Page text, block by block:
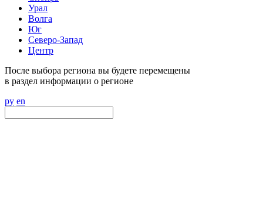
Урал
Волга
Юг
Северо-Запад
Центр
После выбора региона вы будете перемещены
в раздел информации о регионе
ру en